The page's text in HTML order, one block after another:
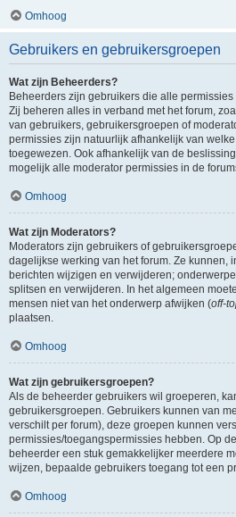
Omhoog
Gebruikers en gebruikersgroepen
Wat zijn Beheerders?
Beheerders zijn gebruikers die alle
Zij beheren alles in verband met het forum,
van gebruikers, gebruikersgroepen of
permissies zijn natuurlijk afhankelijk van
toegewezen. Ook afhankelijk van de
mogelijk alle moderator permissies in de
Omhoog
Wat zijn Moderators?
Moderators zijn gebruikers of
dagelijkse werking van het forum. Ze kunnen,
berichten wijzigen en verwijderen;
splitsen en verwijderen. In het algemeen
mensen niet van het onderwerp afwijken (off-
plaatsen.
Omhoog
Wat zijn gebruikersgroepen?
Als de beheerder gebruikers wil groeperen,
gebruikersgroepen. Gebruikers kunnen van
verschilt per forum), deze groepen kunnen
permissies/toegangspermissies hebben. Op
beheerder een stuk gemakkelijker meerdere
wijzen, bepaalde gebruikers toegang tot een
Omhoog